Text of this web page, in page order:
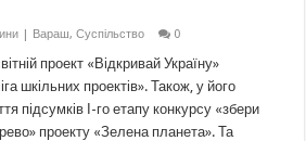
| Вараш,Суспільство 0
проект «Відкривай Україну»
шкільних проектів». Також, у його
підсумків І-го етапу конкурсу «збери
проекту «Зелена планета». Та